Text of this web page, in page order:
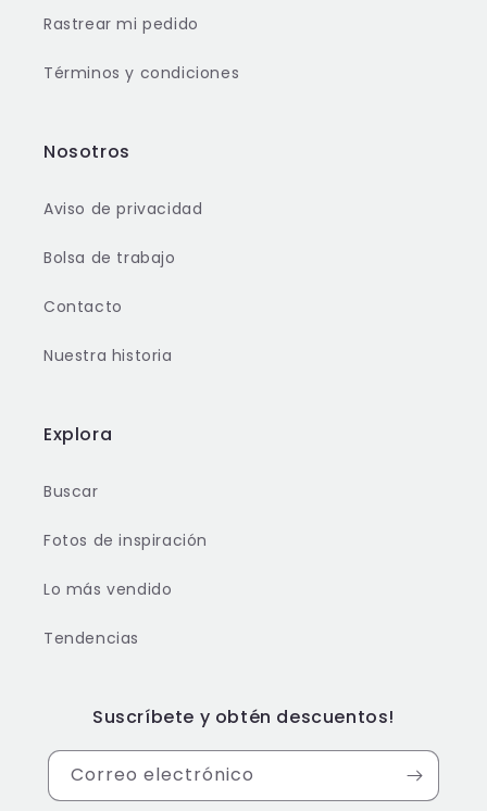
Rastrear mi pedido
Términos y condiciones
Nosotros
Aviso de privacidad
Bolsa de trabajo
Contacto
Nuestra historia
Explora
Buscar
Fotos de inspiración
Lo más vendido
Tendencias
Suscríbete y obtén descuentos!
Correo electrónico